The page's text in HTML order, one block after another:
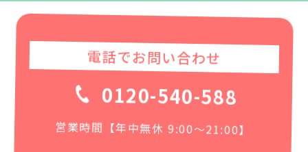
電話でお問い合わせ
0120-540-588
営業時間【年中無休 9:00〜21:00】